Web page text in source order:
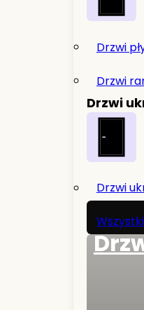
Drzwi
Drzwi
Drzwi
Drzwi